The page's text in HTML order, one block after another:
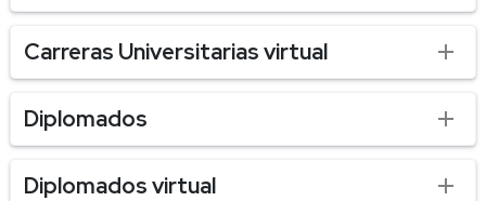
Carreras Universitarias virtual
Diplomados
Diplomados virtual